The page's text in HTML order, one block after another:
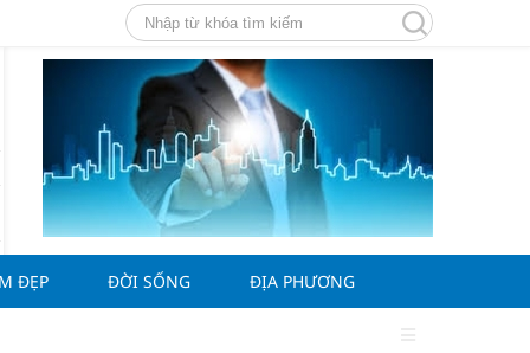
ĐẸP ĐỜI SỐNG ĐỊA PHƯƠNG